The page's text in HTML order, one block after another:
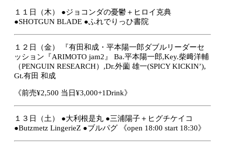
１１日（木）
●ジョコンダの憂鬱＋ヒロイ克典
●SHOTGUN BLADE ●ふれでりっひ書院
１２日（金）
『有田和成・平本陽一郎ダブルリーダーセ
ッション『ARIMOTO jam2』 Ba.平本陽一郎,Key.柴﨑洋輔
（PENGUIN RESEARCH）,Dr.外薗 雄一(SPICY KICKIN’),
Gt.有田 和成
《前売¥2,500 当日¥3,000+1Drink》
１３日（土） ●大利根是丸 ●三浦陽子＋ヒグチケイコ
●Butzmetz LingerieZ ●ブルパグ 《open 18:00 start 18:30》